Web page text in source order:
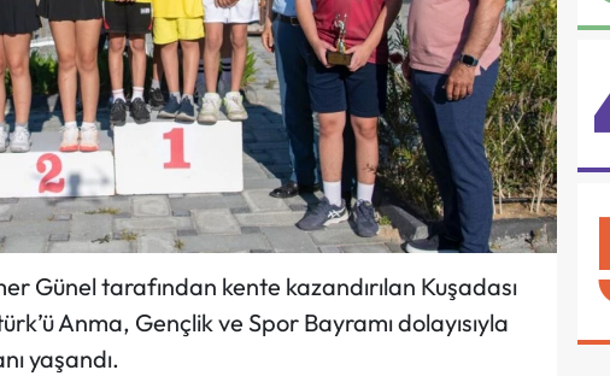
Günel tarafından kente kazandırılan Kuşadası
Anma, Gençlik ve Spor Bayramı dolayısıyla
yaşandı.